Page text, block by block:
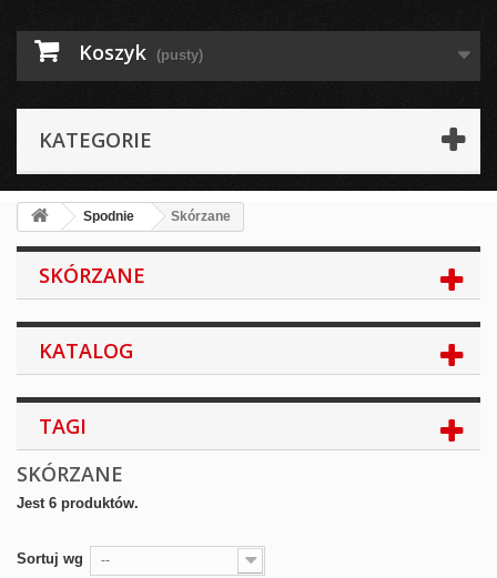
Koszyk (pusty)
KATEGORIE
Spodnie Skórzane
SKÓRZANE
KATALOG
TAGI
SKÓRZANE
Jest 6 produktów.
Sortuj wg --